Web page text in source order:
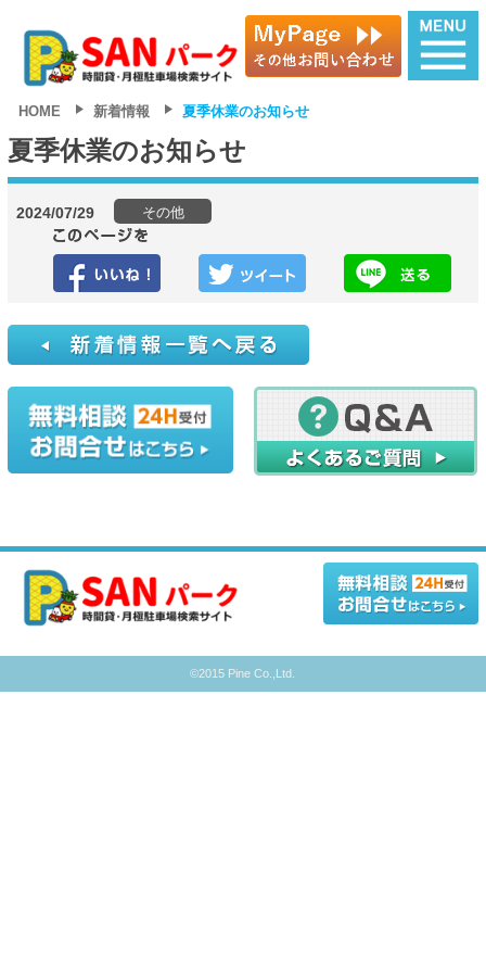
HOME 新着情報 夏季休業のお知らせ
夏季休業のお知らせ
2024/07/29 その他
©2015 Pine Co.,Ltd.